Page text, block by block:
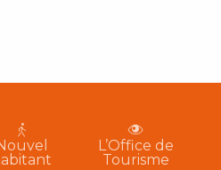
L’Office de
Tourisme